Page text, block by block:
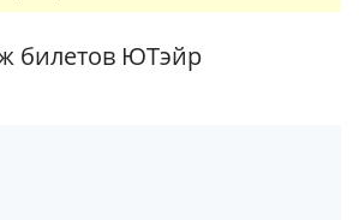
билетов ЮТэйр